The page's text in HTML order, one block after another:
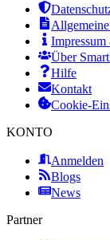
Über
Hilfe
Kontakt
Cookie-
KONTO
Anmelden
Blogs
News
Partner